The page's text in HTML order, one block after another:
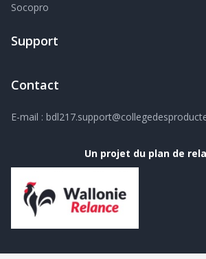
Socopro
Support
Contact
E-mail :
Un projet du plan de